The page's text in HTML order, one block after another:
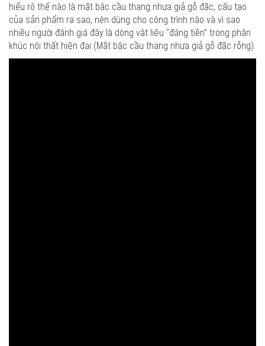
hiểu rõ thế nào là mặt bậc cầu thang nhựa giả gỗ đặc, cấu tạo
của sản phẩm ra sao, nên dùng cho công trình nào và vì sao
nhiều người đánh giá đây là dòng vật liệu “đáng tiền” trong phân
khúc nội thất hiện đại (Mặt bậc cầu thang nhựa giả gỗ đặc rỗng).